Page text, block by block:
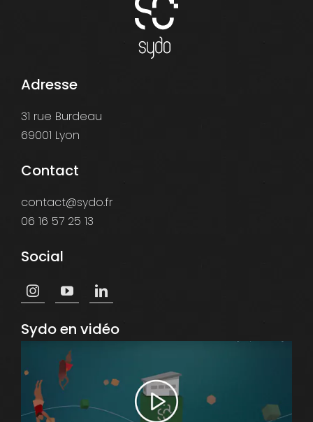
Adresse
31 rue Burdeau
69001 Lyon
Contact
contact@sydo.fr
06 16 57 25 13
Social
Sydo en vidéo